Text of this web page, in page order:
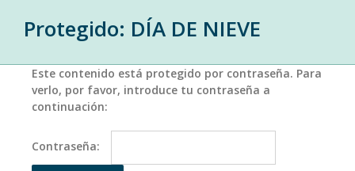
Protegido: DÍA DE NIEVE
Este contenido está protegido por contraseña. Para
verlo, por favor, introduce tu contraseña a
continuación:
Contraseña: